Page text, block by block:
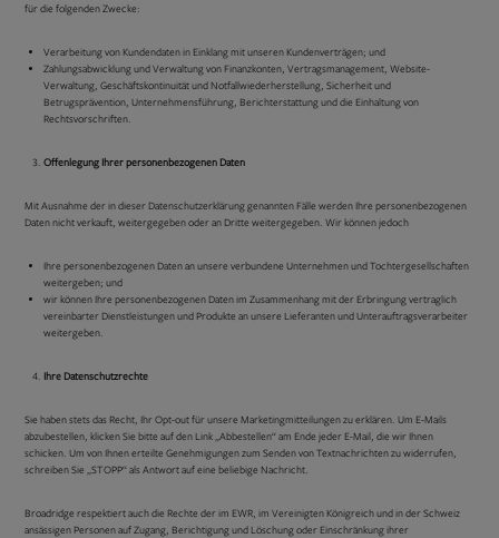
für die folgenden Zwecke:
Verarbeitung von Kundendaten in Einklang mit unseren Kundenverträgen; und
Zahlungsabwicklung und Verwaltung von Finanzkonten, Vertragsmanagement, Website-
Verwaltung, Geschäftskontinuität und Notfallwiederherstellung, Sicherheit und
Betrugsprävention, Unternehmensführung, Berichterstattung und die Einhaltung von
Rechtsvorschriften.
Offenlegung Ihrer personenbezogenen Daten
Mit Ausnahme der in dieser Datenschutzerklärung genannten Fälle werden Ihre personenbezogenen
Daten nicht verkauft, weitergegeben oder an Dritte weitergegeben. Wir können jedoch
Ihre personenbezogenen Daten an unsere verbundene Unternehmen und Tochtergesellschaften
weitergeben; und
wir können Ihre personenbezogenen Daten im Zusammenhang mit der Erbringung vertraglich
vereinbarter Dienstleistungen und Produkte an unsere Lieferanten und Unterauftragsverarbeiter
weitergeben.
Ihre Datenschutzrechte
Sie haben stets das Recht, Ihr Opt-out für unsere Marketingmitteilungen zu erklären. Um E-Mails
abzubestellen, klicken Sie bitte auf den Link „Abbestellen“ am Ende jeder E-Mail, die wir Ihnen
schicken. Um von Ihnen erteilte Genehmigungen zum Senden von Textnachrichten zu widerrufen,
schreiben Sie „STOPP“ als Antwort auf eine beliebige Nachricht.
Broadridge respektiert auch die Rechte der im EWR, im Vereinigten Königreich und in der Schweiz
ansässigen Personen auf Zugang, Berichtigung und Löschung oder Einschränkung ihrer